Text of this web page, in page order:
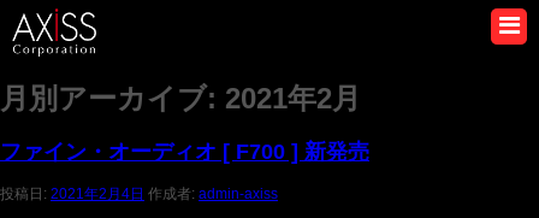
月別アーカイブ: 2021年2月
ファイン・オーディオ [ F700 ] 新発売
投稿日: 2021年2月4日 作成者: admin-axiss